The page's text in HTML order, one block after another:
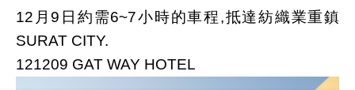
12月9日約需6~7小時的車程,抵達紡織業重鎮
SURAT CITY.
121209 GAT WAY HOTEL